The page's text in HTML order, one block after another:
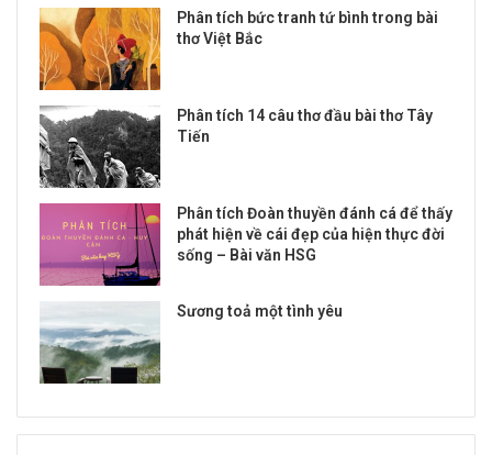
Phân tích bức tranh tứ bình trong bài
thơ Việt Bắc
Phân tích 14 câu thơ đầu bài thơ Tây
Tiến
Phân tích Đoàn thuyền đánh cá để thấy
phát hiện về cái đẹp của hiện thực đời
sống – Bài văn HSG
Sương toả một tình yêu